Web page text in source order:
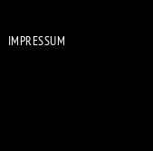
IMPRES­SUM